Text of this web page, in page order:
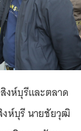
งห์บุรีและตลาด
งห์บุรี นายชัยวุฒิ